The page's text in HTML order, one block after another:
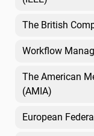
The British
Workflow
The American
(AMIA)
European